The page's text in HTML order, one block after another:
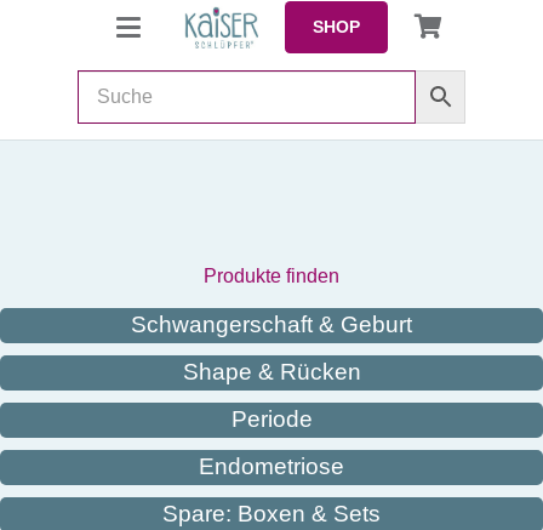
SHOP
Produkte finden
Schwangerschaft & Geburt
Shape & Rücken
Periode
Endometriose
Spare: Boxen & Sets